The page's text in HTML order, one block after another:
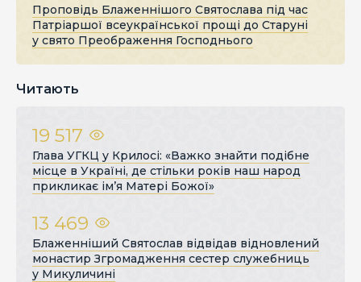
Проповідь Блаженнішого Святослава під час
Патріаршої всеукраїнської прощі до Старуні
у свято Преображення Господнього
Читають
19 517
Глава УГКЦ у Крилосі: «Важко знайти подібне
місце в Україні, де стільки років наш народ
прикликає ім’я Матері Божої»
13 469
Блаженніший Святослав відвідав відновлений
монастир Згромадження сестер служебниць
у Микуличині